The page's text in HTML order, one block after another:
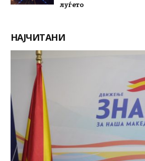
луѓето
НАЈЧИТАНИ